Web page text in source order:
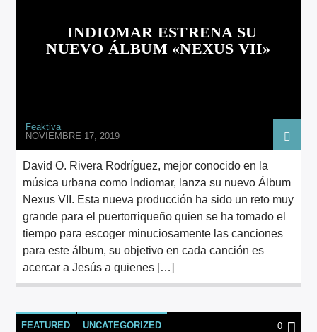
INDIOMAR ESTRENA SU
NUEVO ÁLBUM «NEXUS VII»
Feaktiva
NOVIEMBRE 17, 2019
David O. Rivera Rodríguez, mejor conocido en la
música urbana como Indiomar, lanza su nuevo Álbum
Nexus VII. Esta nueva producción ha sido un reto muy
grande para el puertorriqueño quien se ha tomado el
tiempo para escoger minuciosamente las canciones
para este álbum, su objetivo en cada canción es
acercar a Jesús a quienes […]
FEATURED UNCATEGORIZED 0